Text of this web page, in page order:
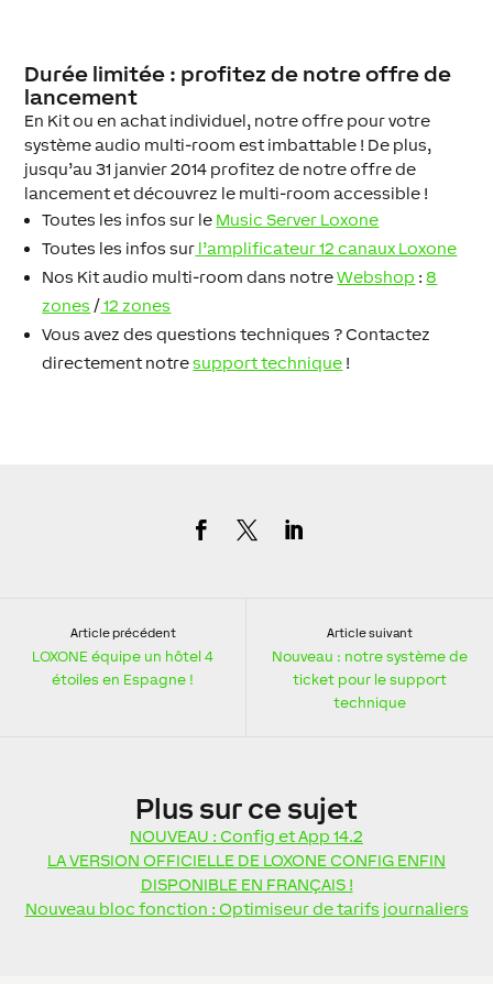
Durée limitée : profitez de notre offre de
lancement
En Kit ou en achat individuel, notre offre pour votre
système audio multi-room est imbattable ! De plus,
jusqu’au 31 janvier 2014 profitez de notre offre de
lancement et découvrez le multi-room accessible !
Toutes les infos sur le Music Server Loxone
Toutes les infos sur l’amplificateur 12 canaux Loxone
Nos Kit audio multi-room dans notreWebshop :8
zones /12 zones
Vous avez des questions techniques ? Contactez
directement notresupport technique !
Article précédent
LOXONE équipe un hôtel 4
étoiles en Espagne !
Article suivant
Nouveau : notre système de
ticket pour le support
technique
Plus sur ce sujet
NOUVEAU : Config et App 14.2
LA VERSION OFFICIELLE DE LOXONE CONFIG ENFIN
DISPONIBLE EN FRANÇAIS !
Nouveau bloc fonction : Optimiseur de tarifs journaliers